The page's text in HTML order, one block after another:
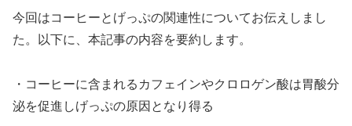
今回はコーヒーとげっぷの関連性についてお伝えしまし
た。以下に、本記事の内容を要約します。
・コーヒーに含まれるカフェインやクロロゲン酸は胃酸分
泌を促進しげっぷの原因となり得る